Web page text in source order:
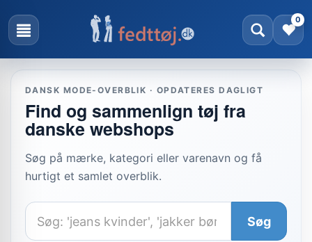
0
DANSK MODE-OVERBLIK · OPDATERES DAGLIGT
Find og sammenlign tøj fra
danske webshops
Søg på mærke, kategori eller varenavn og få
hurtigt et samlet overblik.
Søg
efter
produkter
Søg